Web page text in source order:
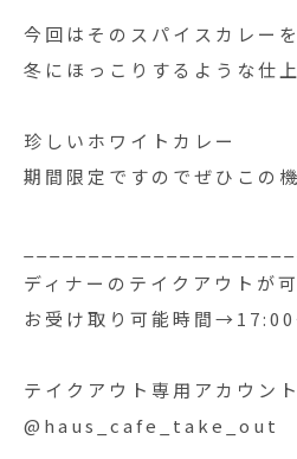
今回はそのスパイスカレー
冬にほっこりするような仕
珍しいホワイトカレー
期間限定ですのでぜひこの
ディナーのテイクアウトが可
お受け取り可能時間
テイクアウト専用アカウン
@haus_cafe_take_out